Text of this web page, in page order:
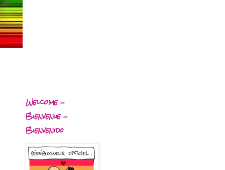
Welcome -
Bienvenue -
Bienvenido